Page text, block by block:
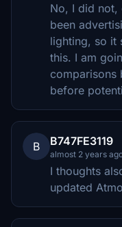
No, I did
been
lighting, so it
this. I am
before
B B747FE3119
almost 2 years
I thoughts
updated